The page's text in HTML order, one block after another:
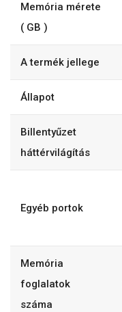
Memória mérete
( GB )
A termék jellege
Állapot
Billentyűzet
háttérvilágítás
Egyéb portok
Memória
foglalatok
száma